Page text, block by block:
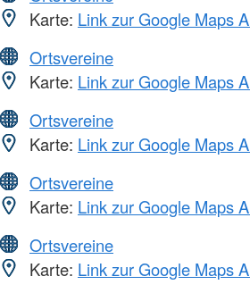
Karte: Link zur Google Maps
Ortsvereine
Karte: Link zur Google Maps
Ortsvereine
Karte: Link zur Google Maps
Ortsvereine
Karte: Link zur Google Maps
Ortsvereine
Karte: Link zur Google Maps